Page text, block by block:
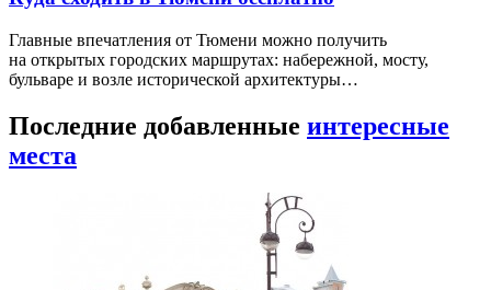
Главные впечатления от Тюмени можно получить
на открытых городских маршрутах: набережной, мосту,
бульваре и возле исторической архитектуры…
Последние добавленные интересные
места